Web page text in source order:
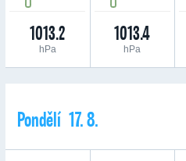
1013.2
hPa
1013.4
hPa
Pondělí 17. 8.